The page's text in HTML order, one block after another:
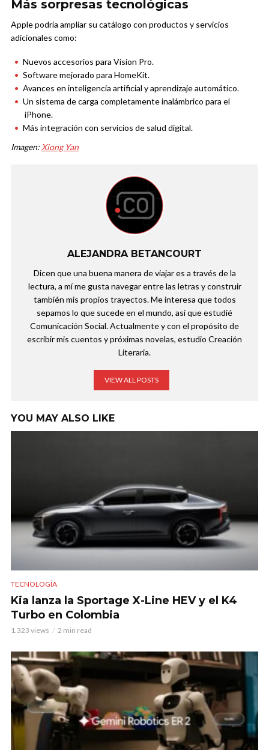
Más sorpresas tecnológicas
Apple podría ampliar su catálogo con productos y servicios
adicionales como:
Nuevos accesorios para Vision Pro.
Software mejorado para HomeKit.
Avances en inteligencia artificial y aprendizaje automático.
Un sistema de carga completamente inalámbrico para el
iPhone.
Más integración con servicios de salud digital.
Imagen:Xiong Yan
ALEJANDRA BETANCOURT
Dicen que una buena manera de viajar es a través de la
lectura, a mí me gusta navegar entre las letras y construir
también mis propios trayectos. Me interesa que todos
sepamos lo que sucede en el mundo, así que estudié
Comunicación Social. Actualmente y con el propósito de
escribir mis cuentos y próximas novelas, estudio Creación
Literaria.
VIEW ALL POSTS
YOU MAY ALSO LIKE
TECNOLOGÍA
Kia lanza la Sportage X-Line HEV y el K4
Turbo en Colombia
1.323 views 2 min read